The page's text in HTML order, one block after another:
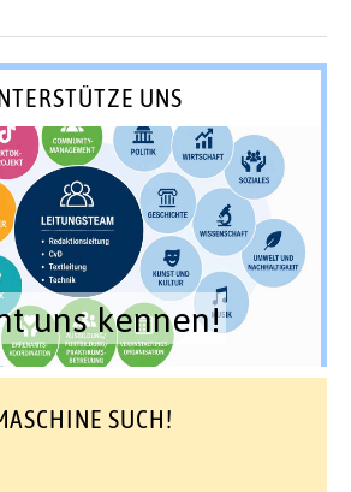
UNS
uns kennen!
SUCH!